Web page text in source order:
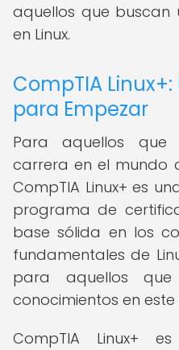
aquellos que buscan
en Linux.
CompTIA
para Empezar
Para aquellos que
carrera en el mundo
CompTIA Linux+ es
programa de
base sólida en los
fundamentales de
para aquellos
conocimientos en
CompTIA Linux+